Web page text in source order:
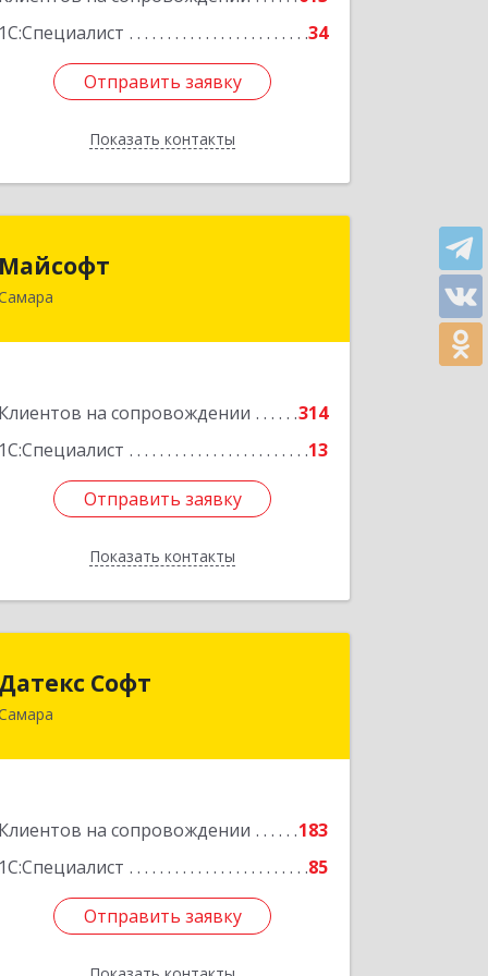
1С:Специалист
34
Отправить заявку
Показать контакты
Отправить заявку
Назад
Майсофт
Клиентов на сопровождении
314
1С:Специалист
13
Отправить заявку
Показать контакты
443076, Самарская обл, Самара г,
Подробнее
Отправить заявку
Назад
Датекс Софт
Клиентов на сопровождении
183
1С:Специалист
85
Отправить заявку
443070, Самарская обл, Самара г,
Отправить заявку